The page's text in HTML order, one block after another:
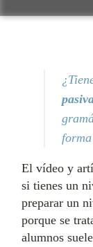
El vídeo y
si tienes un
preparar un
porque se
alumnos